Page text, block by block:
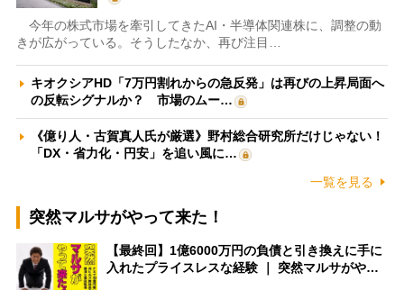
今年の株式市場を牽引してきたAI・半導体関連株に、調整の動
きが広がっている。そうしたなか、再び注目…
キオクシアHD「7万円割れからの急反発」は再びの上昇局面へ
の反転シグナルか？ 市場のムー…
《億り人・古賀真人氏が厳選》野村総合研究所だけじゃない！
「DX・省力化・円安」を追い風に…
一覧を見る
突然マルサがやって来た！
【最終回】1億6000万円の負債と引き換えに手に
入れたプライスレスな経験 ｜ 突然マルサがや…